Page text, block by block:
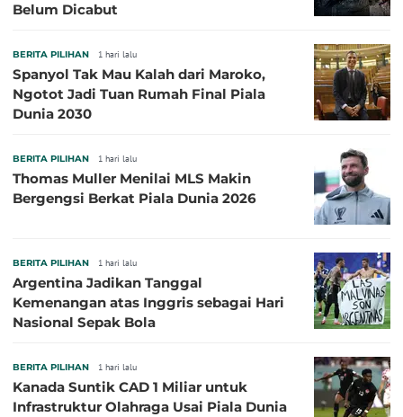
Belum Dicabut
BERITA PILIHAN 1 hari lalu
Spanyol Tak Mau Kalah dari Maroko,
Ngotot Jadi Tuan Rumah Final Piala
Dunia 2030
BERITA PILIHAN 1 hari lalu
Thomas Muller Menilai MLS Makin
Bergengsi Berkat Piala Dunia 2026
BERITA PILIHAN 1 hari lalu
Argentina Jadikan Tanggal
Kemenangan atas Inggris sebagai Hari
Nasional Sepak Bola
BERITA PILIHAN 1 hari lalu
Kanada Suntik CAD 1 Miliar untuk
Infrastruktur Olahraga Usai Piala Dunia